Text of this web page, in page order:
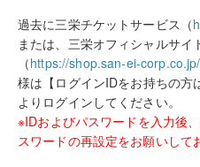
過去に三栄チケットサービス（
または、三栄オフィシャルサイ
（https://shop.san-ei-corp.co.jp/
様は【ログインIDをお持ちの方
よりログインしてください。
※IDおよびパスワードを入力後
スワードの再設定をお願いして